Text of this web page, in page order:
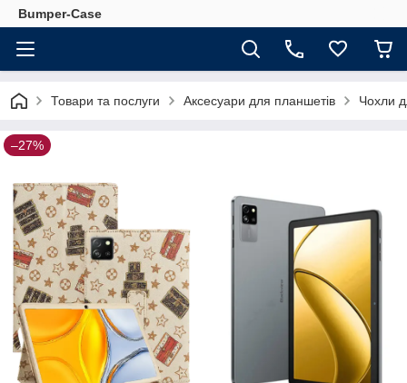
Bumper-Case
Товари та послуги Аксесуари для планшетів Чохли
–27%